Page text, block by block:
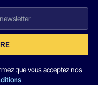
que vous acceptez nos